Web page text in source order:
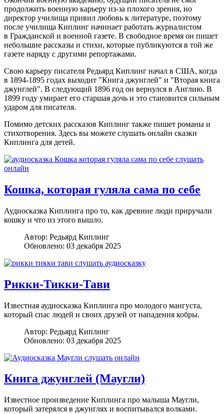
продолжить военную карьеру из-за плохого зрения, но
директор училища привил любовь к литературе, поэтому
после училища Киплинг начинает работать журналистом
в Гражданской и военной газете. В свободное время он пишет
небольшие рассказы и стихи, которые публикуются в той же
газете наряду с другими репортажами.
Свою карьеру писателя Редьярд Киплинг начал в США, когда
в 1894-1895 годах выходит "Книга джунглей" и "Вторая книга
джунглей". В следующий 1896 год он вернулся в Англию. В
1899 году умирает его старшая дочь и это становится сильным
ударом для писателя.
Помимо детских рассказов Киплинг также пишет романы и
стихотворения. Здесь вы можете слушать онлайн сказки
Киплинга для детей.
Кошка, которая гуляла сама по себе
Аудиосказка Киплинга про то, как древние люди приручали
кошку и что из этого вышло.
Автор: Редьярд Киплинг
Обновлено: 03 декабря 2025
Рикки-Тикки-Тави
Известная аудиосказка Киплинга про молодого мангуста,
который спас людей и своих друзей от нападения кобры.
Автор: Редьярд Киплинг
Обновлено: 03 декабря 2025
Книга джунглей (Маугли)
Известное произведение Киплинга про малыша Маугли,
который затерялся в джунглях и воспитывался волками.